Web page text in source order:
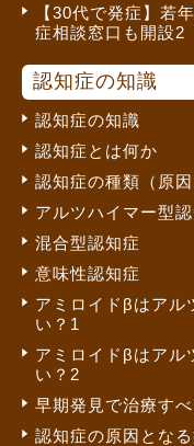
【30代で発症】若
症相談窓口も開設2
認知症の知識
認知症の知識
認知症とは何か
認知症の種類（原因
アルツハイマー型
混合型認知症
意味性認知症
アミロイドβはアル
い？1
アミロイドβはアル
い？2
早期発見で治療す
認知症の原因とな